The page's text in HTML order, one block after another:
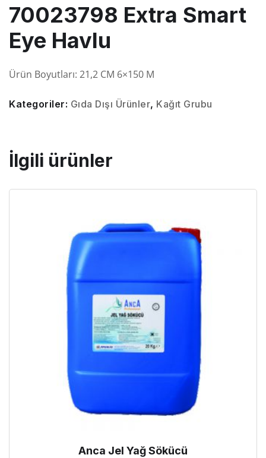
70023798 Extra Smart
Eye Havlu
Ürün Boyutları: 21,2 CM 6×150 M
Kategoriler: Gıda Dışı Ürünler, Kağıt Grubu
İlgili ürünler
Anca Jel Yağ Sökücü